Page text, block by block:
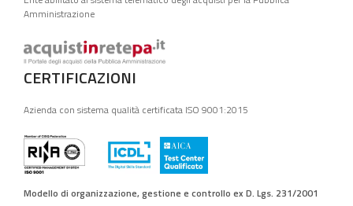
Amministrazione
CERTIFICAZIONI
Azienda con sistema qualità certificata ISO 9001:2015
Modello di organizzazione, gestione e controllo ex D. Lgs. 231/2001